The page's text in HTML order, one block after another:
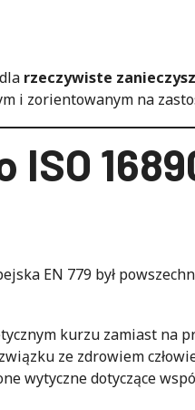
rzeczywiste
i zorientowanym na
ISO
EN 779 był
kurzu zamiast na
ze zdrowiem
wytyczne dotyczące